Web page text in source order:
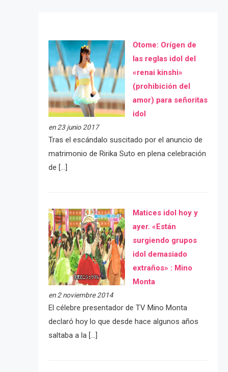
Otome: Orígen de
las reglas idol del
«renai kinshi»
(prohibición del
amor) para señoritas
idol
en 23 junio 2017
Tras el escándalo suscitado por el anuncio de
matrimonio de Ririka Suto en plena celebración
de […]
Matices idol hoy y
ayer. «Están
surgiendo grupos
idol demasiado
extraños» : Mino
Monta
en 2 noviembre 2014
El célebre presentador de TV Mino Monta
declaró hoy lo que desde hace algunos años
saltaba a la […]